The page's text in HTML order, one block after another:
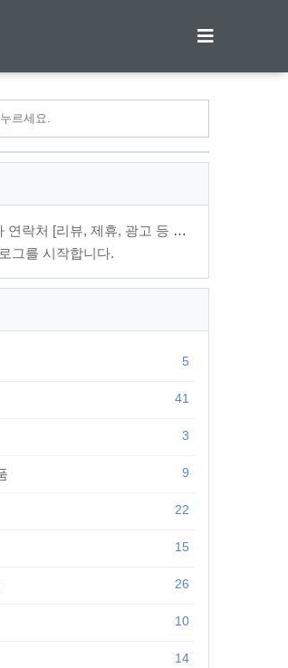
락처 [리뷰, 제휴, 광고 등 문의⋯
그를 시작합니다.
5
41
3
9
22
15
26
10
14